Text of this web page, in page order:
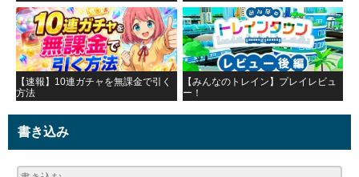
【速報】10連ガチャを無課金で引く
方法
【みんなのトレイン】プレイレビュ
ー！
書き込み